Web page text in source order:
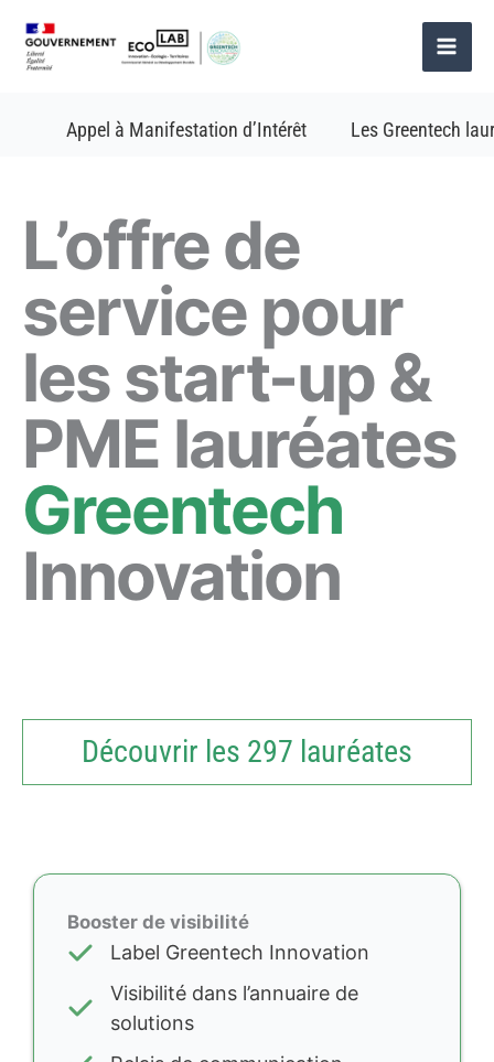
contenu
Appel à Manifestation d’Intérêt Les Greentech
L’offre de
service pour
les start-up &
PME lauréates
Greentech
Innovation
Découvrir les 297 lauréates
Booster de visibilité
Label Greentech Innovation
Visibilité dans l’annuaire de
solutions